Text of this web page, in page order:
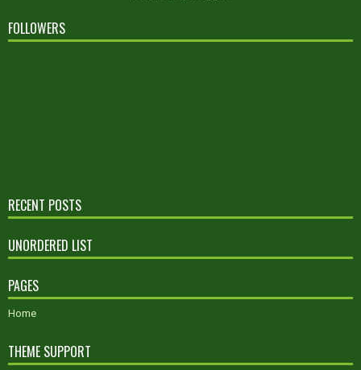
FOLLOWERS
RECENT POSTS
UNORDERED LIST
PAGES
Home
THEME SUPPORT